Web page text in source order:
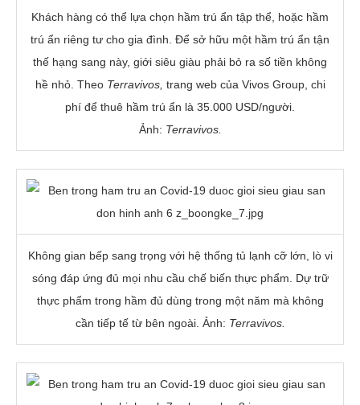
Khách hàng có thể lựa chọn hầm trú ẩn tập thể, hoặc hầm
trú ẩn riêng tư cho gia đình. Để sở hữu một hầm trú ẩn tận
thế hạng sang này, giới siêu giàu phải bỏ ra số tiền không
hề nhỏ. Theo Terravivos, trang web của Vivos Group, chi
phí để thuê hầm trú ẩn là 35.000 USD/người.
Ảnh: Terravivos.
Không gian bếp sang trọng với hệ thống tủ lạnh cỡ lớn, lò vi
sóng đáp ứng đủ mọi nhu cầu chế biến thực phẩm. Dự trữ
thực phẩm trong hầm đủ dùng trong một năm mà không
cần tiếp tế từ bên ngoài. Ảnh: Terravivos.